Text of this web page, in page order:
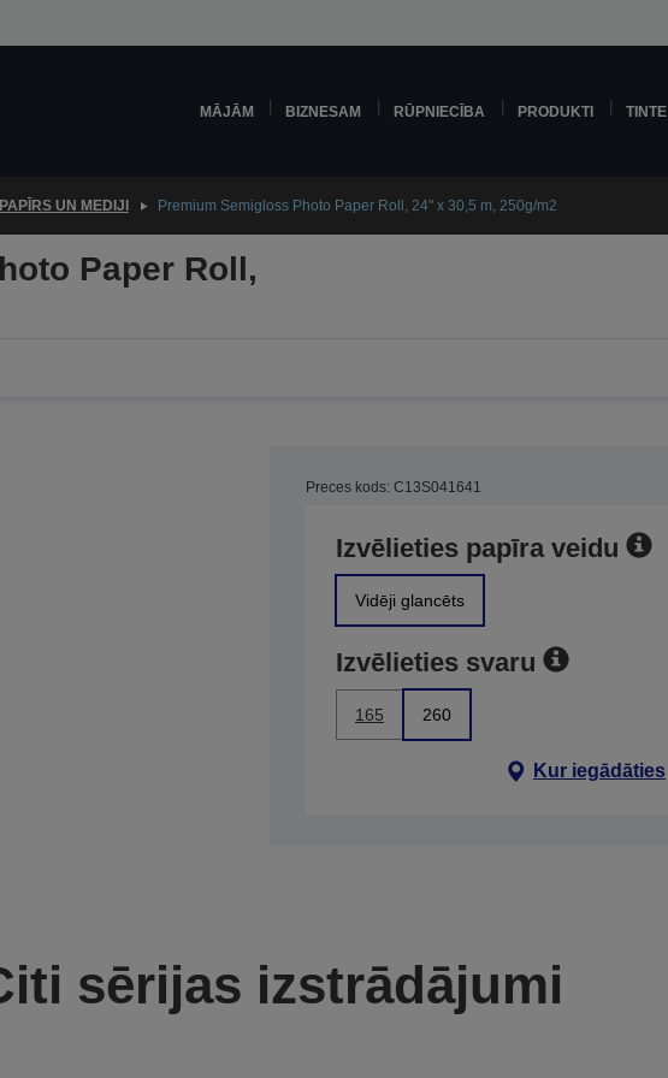
MĀJĀM BIZNESAM RŪPNIECĪBA PRODUKTI TINTE
UN MEDIJI Premium Semigloss Photo Paper Roll, 24" x 30,5 m, 250g/m2
Paper Roll,
Preces kods: C13S041641
Izvēlieties papīra veidu
Vidēji glancēts
Izvēlieties svaru
165 260
Kur iegādāties
sērijas izstrādājumi